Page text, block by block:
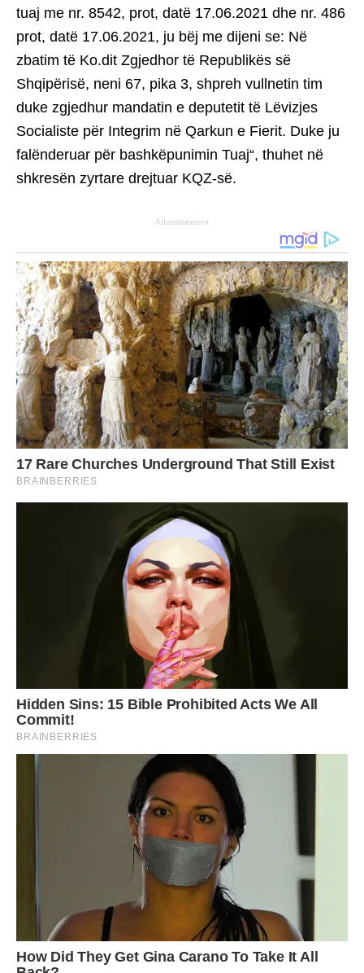
tuaj me nr. 8542, prot, datë 17.06.2021 dhe nr. 486
prot, datë 17.06.2021, ju bëj me dijeni se: Në
zbatim të Ko.dit Zgjedhor të Republikës së
Shqipërisë, neni 67, pika 3, shpreh vullnetin tim
duke zgjedhur mandatin e deputetit të Lëvizjes
Socialiste për Integrim në Qarkun e Fierit. Duke ju
falënderuar për bashkëpunimin Tuaj“, thuhet në
shkresën zyrtare drejtuar KQZ-së.
Advertisement